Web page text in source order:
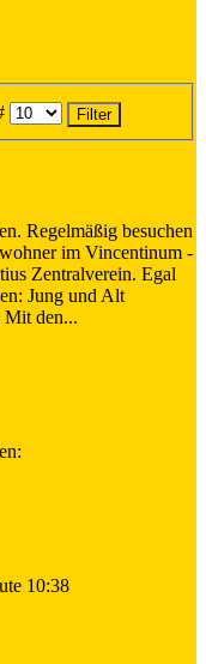
Filter
Regelmäßig besuchen
im Vincentinum -
Zentralverein. Egal
Jung und Alt
Mit den...
10:38